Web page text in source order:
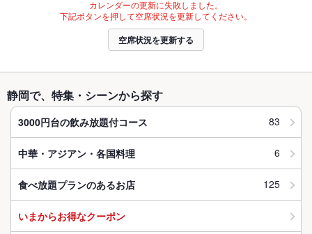
カレンダーの更新に失敗しました。
下記ボタンを押して空席状況を更新してください。
空席状況を更新する
静岡で、特集・シーンから探す
3000円台の飲み放題付コース 83
中華・アジアン・各国料理 6
食べ放題プランのあるお店 125
いまからお得なクーポン